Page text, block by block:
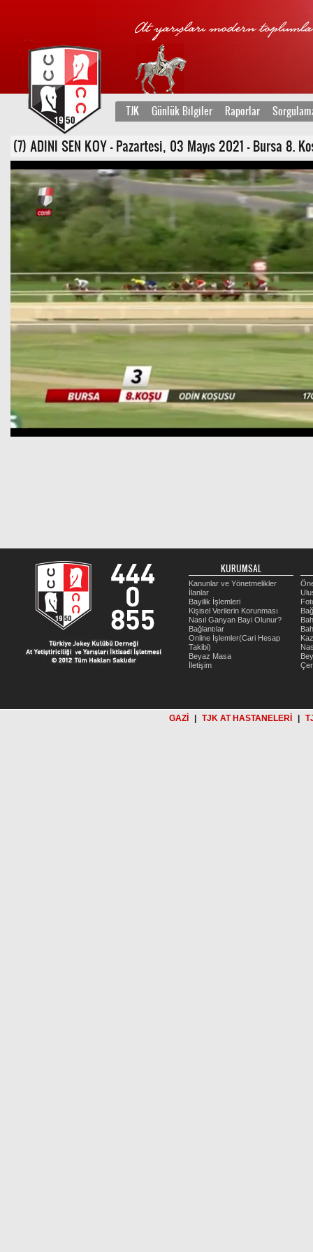
TJK Günlük Bilgiler Raporlar
(7) ADINI SEN KOY - Pazartesi, 03 Mayıs 2021 - Bursa 8.
KURUMSAL
Kanunlar ve Yönetmelikler
İlanlar
Bayilik İşlemleri
Kişisel Verilerin Korunması
Nasıl Ganyan Bayi Olunur?
Bağlantılar
Online İşlemler(Cari Hesap
Takibi)
Beyaz Masa
İletişim
GAZİ TJK AT HASTANELERİ